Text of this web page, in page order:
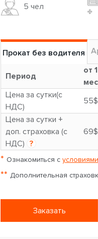
5 чел
Прокат без водителя
Период
от 1
Цена за сутки(с
НДС)
55$
Цена за сутки +
доп. страховка (с
НДС) ?
69$
* Ознакомиться с
** Дополнительная
Заказать